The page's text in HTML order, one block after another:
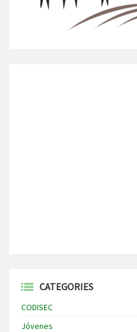
CATEGORIES
CODISEC
Jóvenes